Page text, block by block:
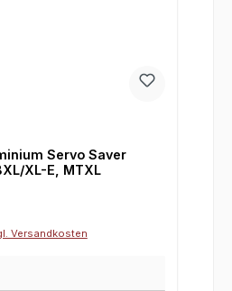
Servo Saver
XL-E, MTXL
Versandkosten